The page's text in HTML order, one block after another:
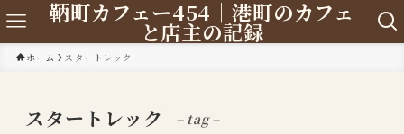
鞆町カフェー454｜港町のカフェ
と店主の記録
ホーム スタートレック
スタートレック – tag –